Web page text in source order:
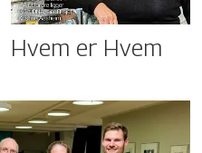
Hvem er Hvem